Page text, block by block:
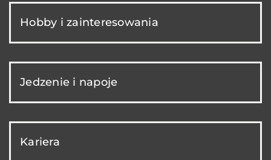
Hobby i zainteresowania
Jedzenie i napoje
Kariera